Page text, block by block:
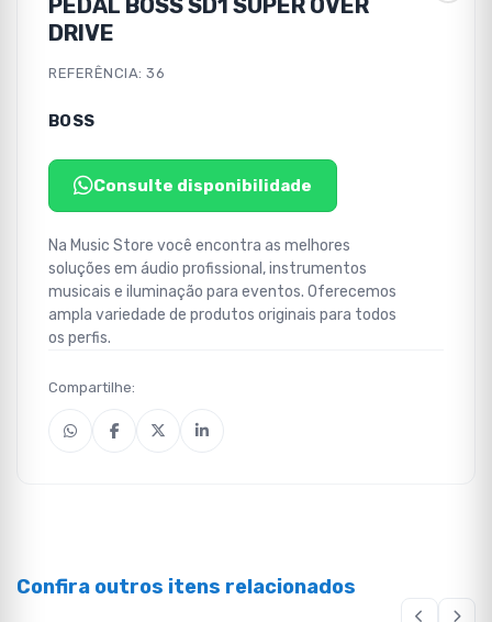
PEDAL BOSS SD1 SUPER OVER
DRIVE
REFERÊNCIA: 36
BOSS
Consulte disponibilidade
Na Music Store você encontra as melhores
soluções em áudio profissional, instrumentos
musicais e iluminação para eventos. Oferecemos
ampla variedade de produtos originais para todos
os perfis.
Compartilhe:
Confira outros itens relacionados